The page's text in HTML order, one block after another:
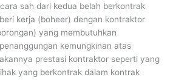
sah dari kedua belah berkontrak
kerja (boheer) dengan kontraktor
yang membutuhkan
kemungkinan atas
prestasi kontraktor seperti yang
yang berkontrak dalam kontrak